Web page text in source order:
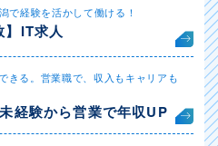
で経験を活かして働ける！
】IT求人
きる。営業職で、収入もキャリアも
経験から営業で年収UP